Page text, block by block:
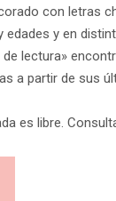
con letras
y en
lectura»
a partir de sus
es libre.